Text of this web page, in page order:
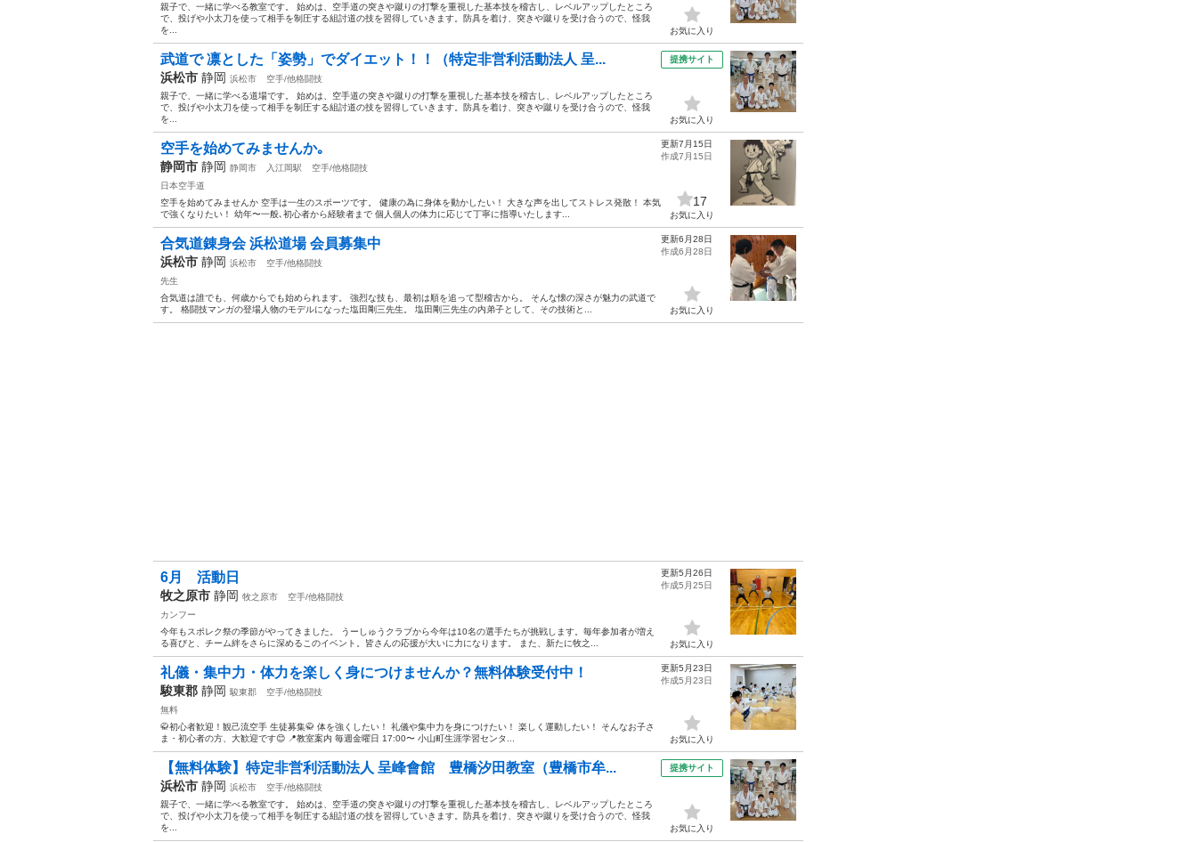
親子で、一緒に学べる教室です。 始めは、空手道の突きや蹴りの打撃を重視した基本技を稽古し、レベルアップしたところ
で、投げや小太刀を使って相手を制圧する組討道の技を習得していきます。防具を着け、突きや蹴りを受け合うので、怪我
を...
お気に入り
武道で 凛とした「姿勢」でダイエット！！（特定非営利活動法人 呈...
浜松市 静岡 浜松市
空手/他格闘技
親子で、一緒に学べる道場です。 始めは、空手道の突きや蹴りの打撃を重視した基本技を稽古し、レベルアップしたところ
で、投げや小太刀を使って相手を制圧する組討道の技を習得していきます。防具を着け、突きや蹴りを受け合うので、怪我
を...
提携サイト
お気に入り
空手を始めてみませんか｡
静岡市 静岡 静岡市 入江岡駅
空手/他格闘技
日本空手道
空手を始めてみませんか 空手は一生のスポーツです。 健康の為に身体を動かしたい！ 大きな声を出してストレス発散！ 本気
で強くなりたい！ 幼年〜一般､初心者から経験者まで 個人個人の体力に応じて丁寧に指導いたします...
更新7月15日
作成7月15日
17
お気に入り
合気道錬身会 浜松道場 会員募集中
浜松市 静岡 浜松市
空手/他格闘技
先生
合気道は誰でも、何歳からでも始められます。 強烈な技も、最初は順を追って型稽古から。 そんな懐の深さが魅力の武道で
す。 格闘技マンガの登場人物のモデルになった塩田剛三先生。 塩田剛三先生の内弟子として、その技術と...
更新6月28日
作成6月28日
お気に入り
6月 活動日
牧之原市 静岡 牧之原市
空手/他格闘技
カンフー
今年もスポレク祭の季節がやってきました。 うーしゅうクラブから今年は10名の選手たちが挑戦します。毎年参加者が増え
る喜びと、チーム絆をさらに深めるこのイベント。皆さんの応援が大いに力になります。 また、新たに牧之...
更新5月26日
作成5月25日
お気に入り
礼儀・集中力・体力を楽しく身につけませんか？無料体験受付中！
駿東郡 静岡 駿東郡
空手/他格闘技
無料
🥋初心者歓迎！観己流空手 生徒募集🥋 体を強くしたい！ 礼儀や集中力を身につけたい！ 楽しく運動したい！ そんなお子さ
ま・初心者の方、大歓迎です😊 📍教室案内 毎週金曜日 17:00〜 小山町生涯学習センタ...
更新5月23日
作成5月23日
お気に入り
【無料体験】特定非営利活動法人 呈峰會館 豊橋汐田教室（豊橋市牟...
浜松市 静岡 浜松市
空手/他格闘技
親子で、一緒に学べる教室です。 始めは、空手道の突きや蹴りの打撃を重視した基本技を稽古し、レベルアップしたところ
で、投げや小太刀を使って相手を制圧する組討道の技を習得していきます。防具を着け、突きや蹴りを受け合うので、怪我
を...
提携サイト
お気に入り